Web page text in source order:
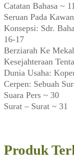
Catatan Bahasa ~ 11
Seruan Pada
Konsepsi: Sdr.
16-17
Berziarah Ke
Kesejahteraan
Dunia Usaha:
Cerpen: Sebuah
Suara Pers ~ 30
Surat – Surat ~ 31
Produk